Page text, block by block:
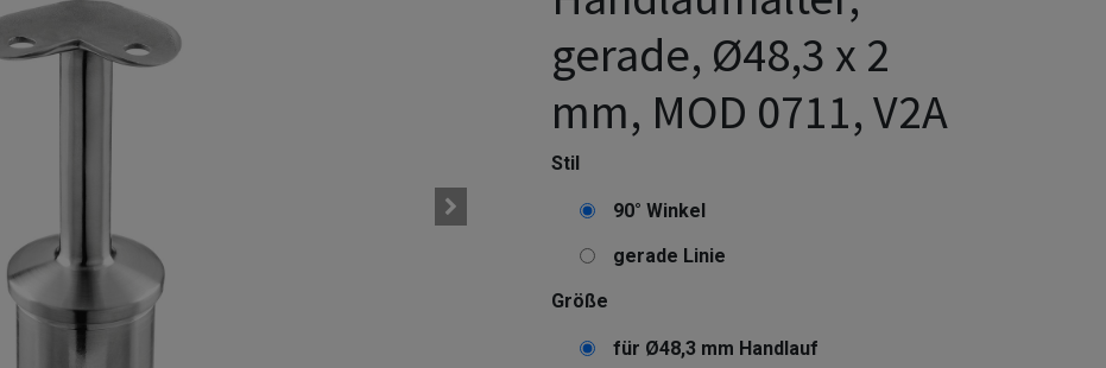
gerade, Ø48,3 x 2
mm, MOD 0711, V2A
Stil
90° Winkel
gerade Linie
Größe
für Ø48,3 mm Handlauf